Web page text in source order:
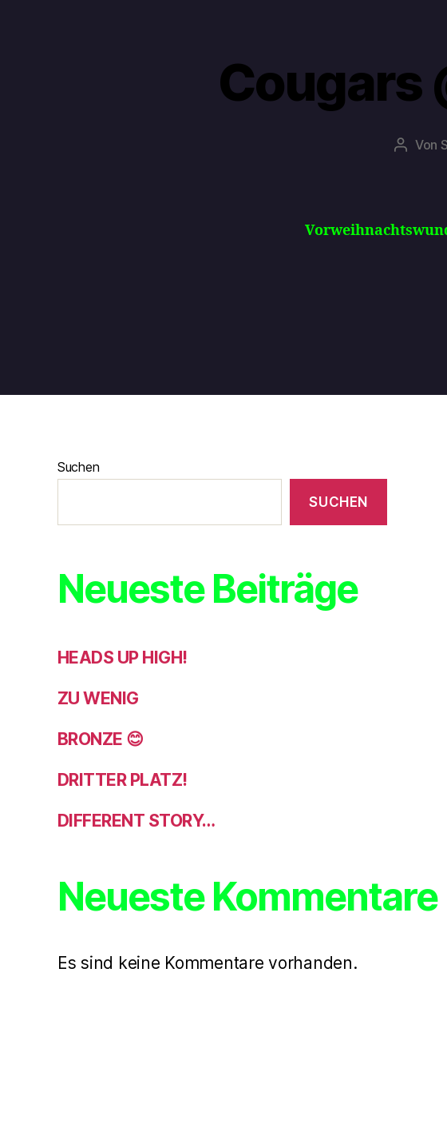
Cougars
Von
Suchen
SUCHEN
Neueste Beiträge
HEADS UP HIGH!
ZU WENIG
BRONZE 😊
DRITTER PLATZ!
DIFFERENT STORY…
Neueste Kommentare
Es sind keine Kommentare vorhanden.